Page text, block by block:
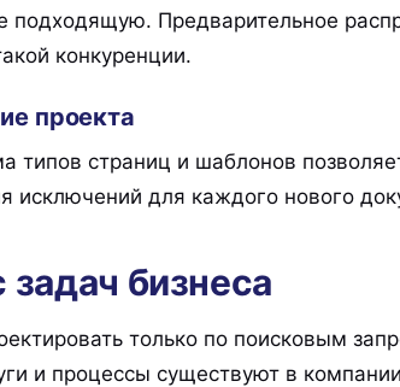
подходящую. Предварительное
конкуренции.
проекта
типов страниц и шаблонов
исключений для каждого нового
задач бизнеса
только по поисковым
и процессы существуют в